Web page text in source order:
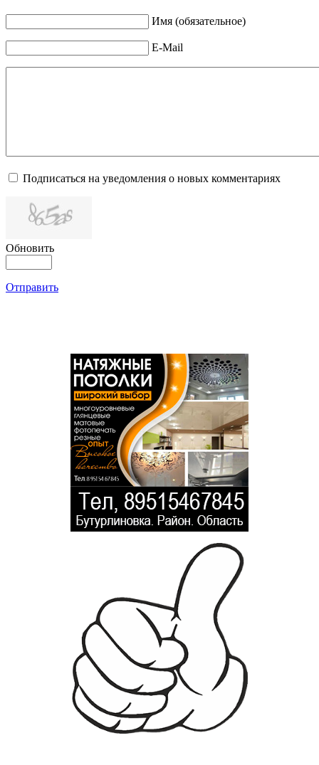
Имя (обязательное)
E-Mail
Подписаться на уведомления о новых комментариях
Обновить
Отправить